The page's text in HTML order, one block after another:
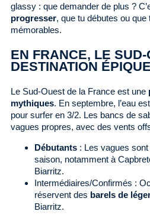
glassy : que demander de plus ?
progresser, que tu débutes ou
mémorables.
EN FRANCE, LE
DESTINATION ÉPIQUE
Le Sud-Ouest de la France est une
mythiques. En septembre, l’eau
pour surfer en 3/2. Les bancs de
vagues propres, avec des vents
Débutants : Les vagues
saison, notamment à
Biarritz.
Intermédiaires/Confirmés :
réservent des barels de
Biarritz.